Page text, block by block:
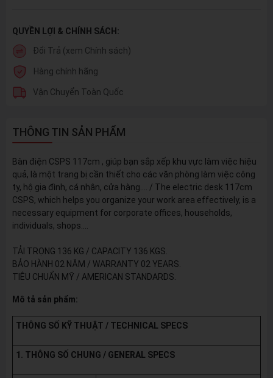
QUYỀN LỢI & CHÍNH SÁCH:
Đổi Trả (xem Chính sách)
Hàng chính hãng
Vận Chuyển Toàn Quốc
THÔNG TIN SẢN PHẨM
Bàn điện CSPS 117cm , giúp bạn sắp xếp khu vực làm việc hiệu
quả, là một trang bị cần thiết cho các văn phòng làm việc công
ty, hộ gia đình, cá nhân, cửa hàng…. / The electric desk 117cm
CSPS, which helps you organize your work area effectively, is a
necessary equipment for corporate offices, households,
individuals, shops....
TẢI TRỌNG 136 KG / CAPACITY 136 KGS.
BẢO HÀNH 02 NĂM / WARRANTY 02 YEARS.
TIÊU CHUẨN MỸ / AMERICAN STANDARDS.
Mô tả sản phẩm:
THÔNG SỐ KỸ THUẬT / TECHNICAL SPECS
1. THÔNG SỐ CHUNG / GENERAL SPECS